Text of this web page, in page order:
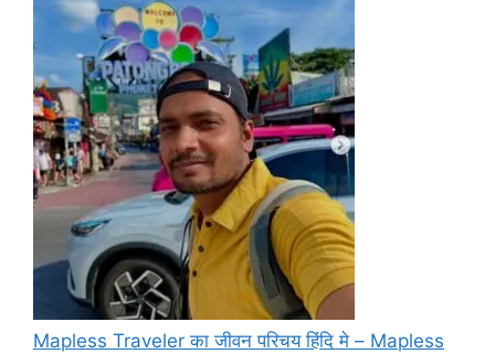
Mapless Traveler का जीवन परिचय हिंदि मे – Mapless